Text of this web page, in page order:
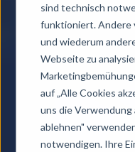
sind technisch
funktioniert. Andere
und wiederum
Webseite zu
auf „Alle Cookies
uns die Verwendung
ablehnen"
notwendigen. Ihre